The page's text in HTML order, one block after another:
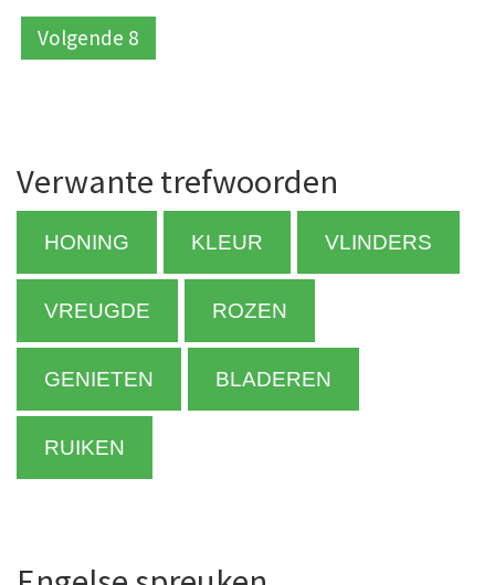
Volgende 8
Verwante trefwoorden
HONING KLEUR VLINDERS
VREUGDE ROZEN
GENIETEN BLADEREN
RUIKEN